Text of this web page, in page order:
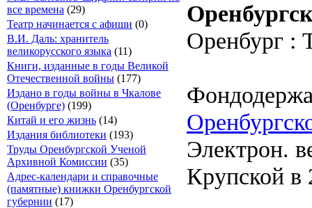
все времена (29)
Театр начинается с афиши (0)
В.И. Даль: хранитель
великорусского языка (11)
Книги, изданные в годы Великой
Отечественной войны (177)
Издано в годы войны в Чкалове
(Оренбурге) (199)
Китай и его жизнь (14)
Издания библиотеки (193)
Труды Оренбургской Ученой
Архивной Комиссии (35)
Адрес-календари и справочные
(памятные) книжки Оренбургской
губернии (17)
Оренбург :
Электрон.
Крупской в